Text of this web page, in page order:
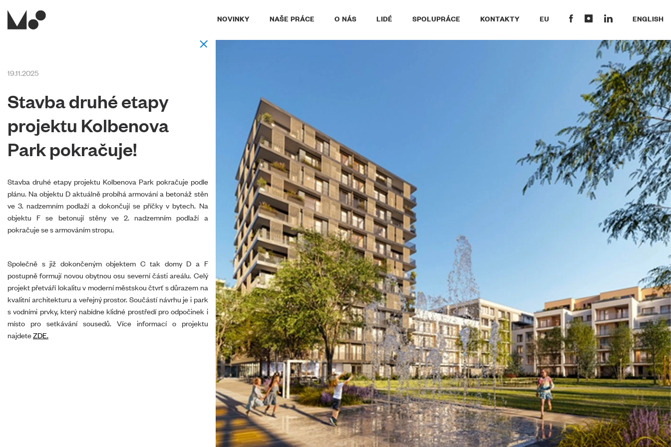
NOVINKY NAŠE PRÁCE O NÁS LIDÉ SPOLUPRÁCE KONTAKTY EU ENGLISH
19.11.2025
Stavba druhé etapy
projektu Kolbenova
Park pokračuje!
Stavba druhé etapy projektu Kolbenova Park pokračuje podle
plánu. Na objektu D aktuálně probíhá armování a betonáž stěn
ve 3. nadzemním podlaží a dokončují se příčky v bytech. Na
objektu F se betonují stěny ve 2. nadzemním podlaží a
pokračuje se s armováním stropu.
Společně s již dokončeným objektem C tak domy D a F
postupně formují novou obytnou osu severní části areálu. Celý
projekt přetváří lokalitu v moderní městskou čtvrť s důrazem na
kvalitní architekturu a veřejný prostor. Součástí návrhu je i park
s vodními prvky, který nabídne klidné prostředí pro odpočinek i
místo pro setkávání sousedů. Více informací o projektu
najdeteZDE.